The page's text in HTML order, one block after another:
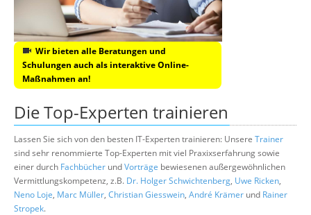
Wir bieten alle Beratungen und
Schulungen auch als interaktive Online-
Maßnahmen an!
Die Top-Experten trainieren
Lassen Sie sich von den besten IT-Experten trainieren: Unsere Trainer
sind sehr renommierte Top-Experten mit viel Praxixserfahrung sowie
einer durch Fachbücher undVorträge bewiesenen außergewöhnlichen
Vermittlungskompetenz, z.B. Dr. Holger Schwichtenberg, Uwe Ricken,
Neno Loje, Marc Müller, Christian Giesswein, André Krämer und Rainer
Stropek.